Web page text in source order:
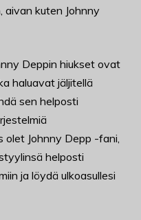
aivan kuten Johnny
Deppin hiukset ovat
haluavat jäljitellä
sen helposti
olet Johnny Depp -fani,
helposti
ja löydä ulkoasullesi